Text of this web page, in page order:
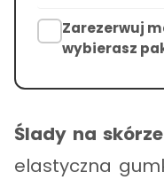
Zarezerwuj
wybierasz
Ślady na skórze
elastyczna